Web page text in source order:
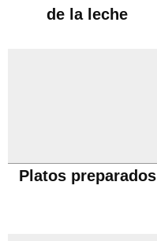
de la leche
Platos preparados